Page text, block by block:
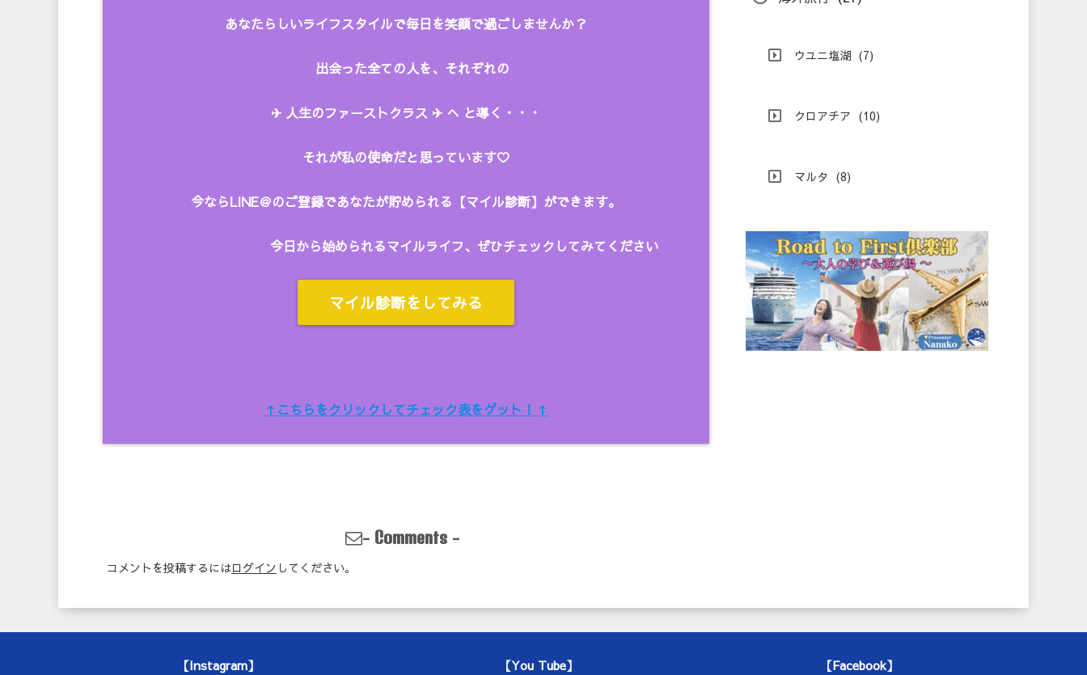
あなたらしいライフスタイルで毎日を笑顔で過ごしませんか？
出会った全ての人を、 それぞれの
✈︎ 人生のファーストクラス ✈︎ へ と導く・・・
それが私の使命だと思っています♡
今ならLINE＠のご登録であなたが貯められる【マイル診断】ができます。
今日から始められるマイルライフ、ぜひチェックしてみてください
マイル診断をしてみる
↑こちらをクリックしてチェック表をゲット！↑
- Comments-
コメントを投稿するにはログイン してください。
ウユニ塩湖 (7)
クロアチア (10)
マルタ (8)
【Instagram】 【You Tube】 【Facebook】